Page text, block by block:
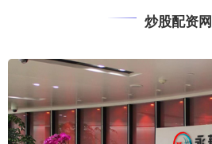
炒股配资网